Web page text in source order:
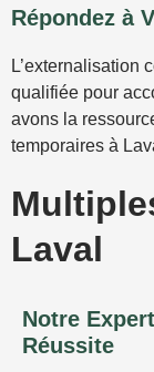
Répondez à
L’externalisation
qualifiée pour
avons la
temporaires à
Laval
Notre
Réussite